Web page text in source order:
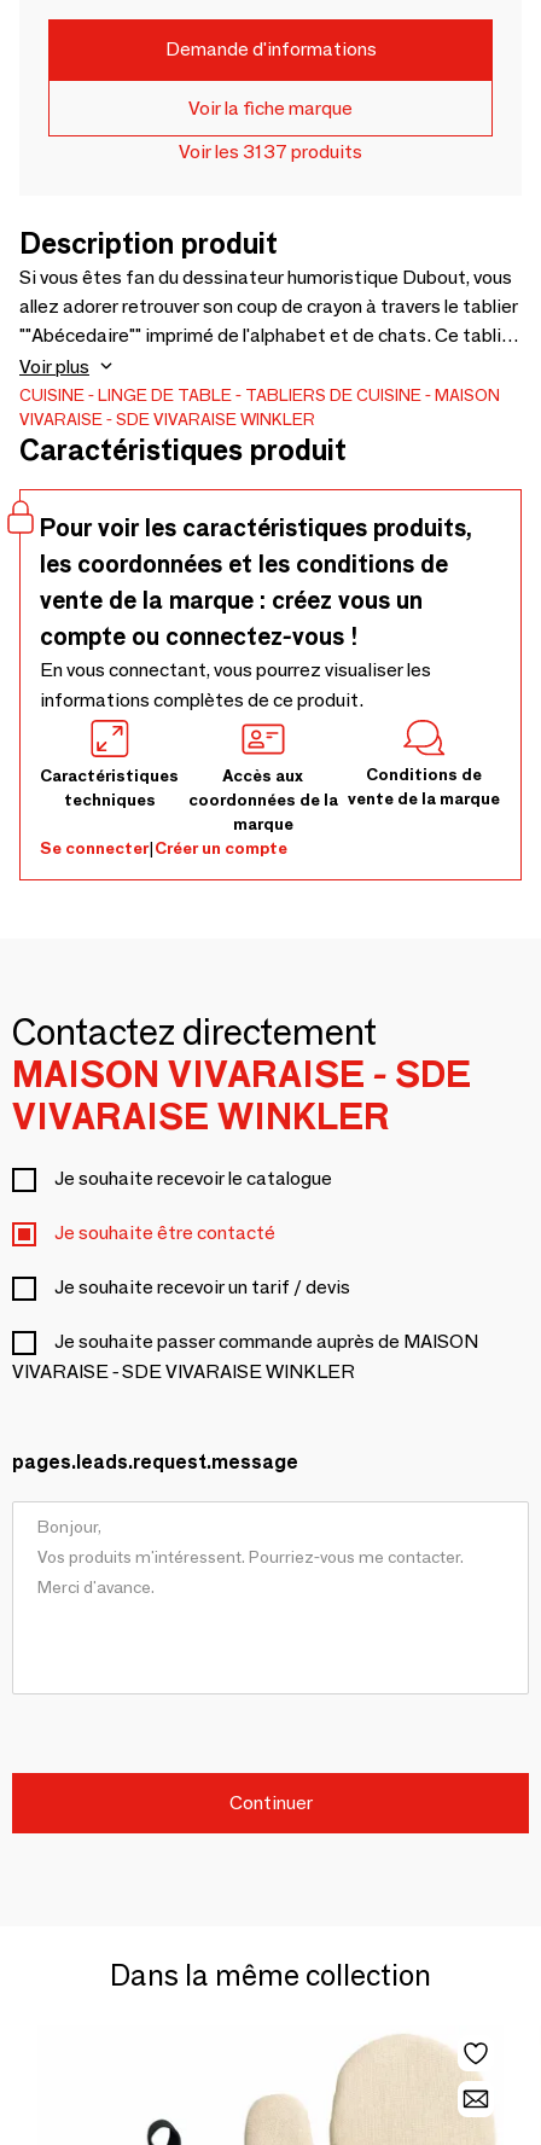
Demande d'informations
Voir la fiche marque
Voir les 3137 produits
Description produit
Si vous êtes fan du dessinateur humoristique Dubout, vous
allez adorer retrouver son coup de crayon à travers le tablier
""Abécedaire"" imprimé de l'alphabet et de chats. Ce tablier
100% coton et fabriqué en France, vous protègera avec
style. Aussi joli que pratique, ce tablier se lave à 40°. Et
pour une décoration 100% personnalisée, complétez ce
tablier avec les torchons, les essuie-mains et le lot
Lavage à 40°, Blanchiment Javel : non, Séchage non,
Repassage moyen 150°, Nettoyage Pressing
Voir plus
CUISINE LINGE DE TABLE TABLIERS DE CUISINE
MAISON
VIVARAISE - SDE VIVARAISE WINKLER
Caractéristiques produit
Pour voir les caractéristiques produits,
les coordonnées et les conditions de
vente de la marque : créez vous un
compte ou connectez-vous !
En vous connectant, vous pourrez visualiser les
informations complètes de ce produit.
Caractéristiques
techniques
Accès aux
coordonnées de la
marque
Conditions de
vente de la marque
Se connecter|Créer un compte
Contactez directement
MAISON VIVARAISE - SDE
VIVARAISE WINKLER
Je souhaite recevoir le catalogue
Je souhaite être contacté
Je souhaite recevoir un tarif / devis
Je souhaite passer commande auprès de MAISON
VIVARAISE - SDE VIVARAISE WINKLER
pages.leads.request.message
Continuer
Dans la même collection